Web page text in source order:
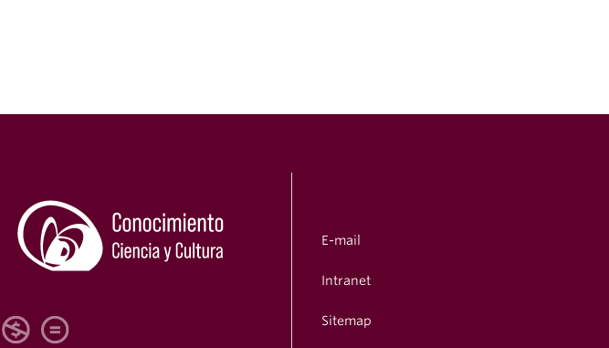
E-mail
Intranet
Sitemap